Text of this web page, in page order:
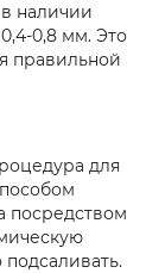
наличии
0,8 мм. Это
правильной
для
посредством